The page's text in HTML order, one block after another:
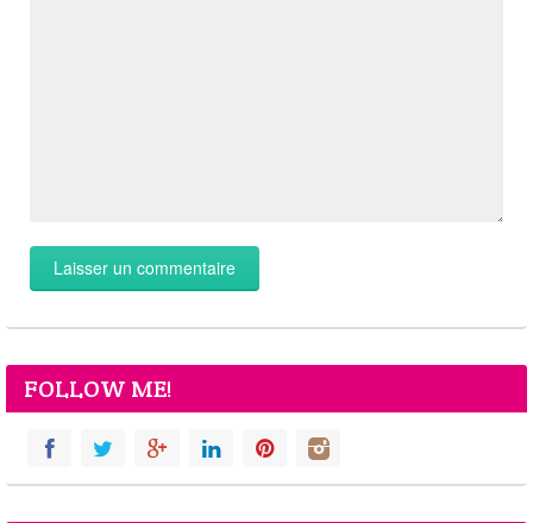
FOLLOW ME!